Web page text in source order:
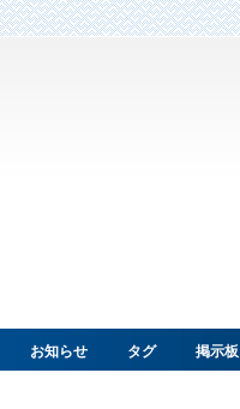
お知らせ タグ 掲示板